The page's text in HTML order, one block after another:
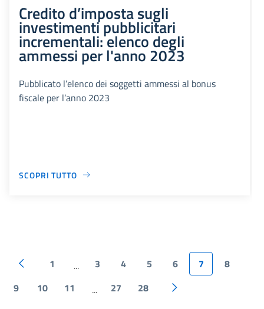
Credito d’imposta sugli
investimenti pubblicitari
incrementali: elenco degli
ammessi per l'anno 2023
Pubblicato l’elenco dei soggetti ammessi al bonus
fiscale per l’anno 2023
SCOPRI TUTTO
1 ... 3 4 5 6 7
8
9
10 11 ... 27 28